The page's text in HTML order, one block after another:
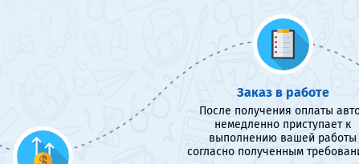
Заказ в работе
После получения оплаты
немедленно приступает к
выполнению вашей работы
согласно полученным